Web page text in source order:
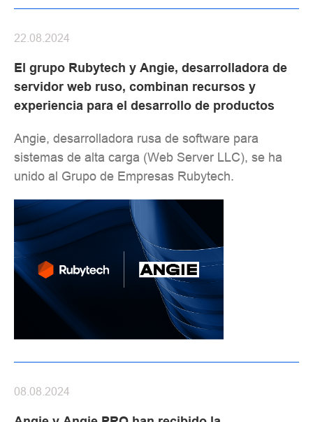
El grupo Rubytech y Angie, desarrolladora de
servidor web ruso, combinan recursos y
experiencia para el desarrollo de productos
22.08.2024
Angie, desarrolladora rusa de software para
sistemas de alta carga (Web Server LLC), se ha
unido al Grupo de Empresas Rubytech.
08.08.2024